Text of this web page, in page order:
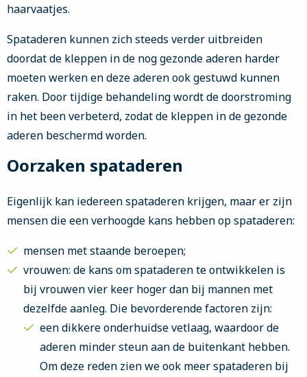
haarvaatjes.
Spataderen kunnen zich steeds verder uitbreiden
doordat de kleppen in de nog gezonde aderen harder
moeten werken en deze aderen ook gestuwd kunnen
raken. Door tijdige behandeling wordt de doorstroming
in het been verbeterd, zodat de kleppen in de gezonde
aderen beschermd worden.
Oorzaken spataderen
Eigenlijk kan iedereen spataderen krijgen, maar er zijn
mensen die een verhoogde kans hebben op spataderen:
mensen met staande beroepen;
vrouwen: de kans om spataderen te ontwikkelen is
bij vrouwen vier keer hoger dan bij mannen met
dezelfde aanleg. Die bevorderende factoren zijn:
een dikkere onderhuidse vetlaag, waardoor de
aderen minder steun aan de buitenkant hebben.
Om deze reden zien we ook meer spataderen bij